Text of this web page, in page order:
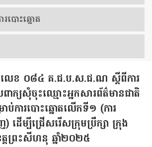
រ​បោះឆ្នោត
េខ​ ​​០៨៤ គ.ជ.ប.ស.ជ.ណ​ ស្តីពីការ
ាក្យសុំចុះឈ្មោះអ្នកសារព័ត៌មានជាតិ
ាប់ការបោះឆ្នោតលើកទី១ (ការ
ដើម្បីជ្រើសរើសក្រុមប្រឹក្សា ក្រុង
តព្រះសីហនុ ឆ្នាំ២០២៥